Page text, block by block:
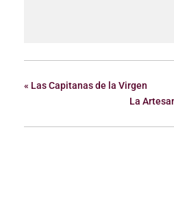
« Las Capitanas de la Virgen
La